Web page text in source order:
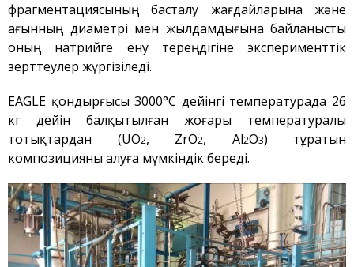
Плазмалық-шоқты
қондырғысы бар стенд
Кешендер
Атом энергетикасын
Термоядролық
зерттеуілері
мониторингі
Зерттеу реакторларын
конверсиялау
Сутекті энергетика
фрагментациясының басталу жағдайларына және
ағынның диаметрі мен жылдамдығына байланысты
оның натрийге ену тереңдігіне эксперименттік
зерттеулер жүргізіледі.
EAGLE қондырғысы 3000°С дейінгі температурада 26
кг дейін балқытылған жоғары температуралы
тотықтардан (UO2, ZrO2, Al2O3) тұратын
композицияны алуға мүмкіндік береді.